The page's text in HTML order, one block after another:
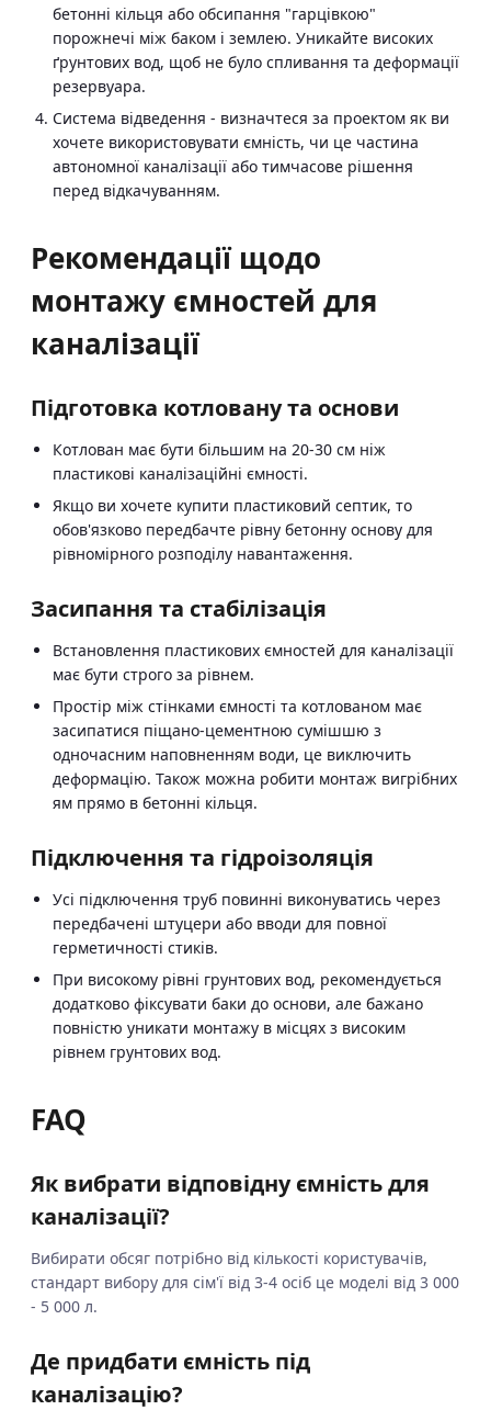
бетонні кільця або обсипання "гарцівкою"
порожнечі між баком і землею. Уникайте високих
ґрунтових вод, щоб не було спливання та деформації
резервуара.
Система відведення - визначтеся за проектом як ви
хочете використовувати ємність, чи це частина
автономної каналізації або тимчасове рішення
перед відкачуванням.
Рекомендації щодо
монтажу ємностей для
каналізації
Підготовка котловану та основи
Котлован має бути більшим на 20-30 см ніж
пластикові каналізаційні ємності.
Якщо ви хочете купити пластиковий септик, то
обов'язково передбачте рівну бетонну основу для
рівномірного розподілу навантаження.
Засипання та стабілізація
Встановлення пластикових ємностей для каналізації
має бути строго за рівнем.
Простір між стінками ємності та котлованом має
засипатися піщано-цементною сумішшю з
одночасним наповненням води, це виключить
деформацію. Також можна робити монтаж вигрібних
ям прямо в бетонні кільця.
Підключення та гідроізоляція
Усі підключення труб повинні виконуватись через
передбачені штуцери або вводи для повної
герметичності стиків.
При високому рівні грунтових вод, рекомендується
додатково фіксувати баки до основи, але бажано
повністю уникати монтажу в місцях з високим
рівнем грунтових вод.
FAQ
Як вибрати відповідну ємність для
каналізації?
Вибирати обсяг потрібно від кількості користувачів,
стандарт вибору для сім'ї від 3-4 осіб це моделі від 3 000
- 5 000 л.
Де придбати ємність під
каналізацію?